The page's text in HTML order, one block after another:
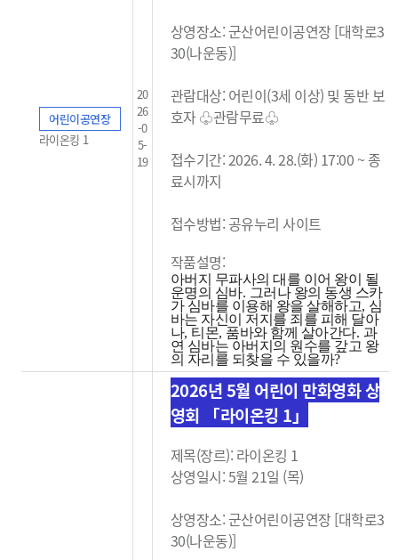
어린이공연장
라이온킹 1
20
26
-0
5-
19
상영장소: 군산어린이공연장 [대학로3
30(나운동)]
관람대상: 어린이(3세 이상) 및 동반 보
호자 ♧관람무료♧
접수기간: 2026. 4. 28.(화) 17:00 ~ 종
료시까지
접수방법: 공유누리 사이트
작품설명:
아버지 무파사의 대를 이어 왕이 될
운명의 심바. 그러나 왕의 동생 스카
가 심바를 이용해 왕을 살해하고, 심
바는 자신이 저지를 죄를 피해 달아
나, 티몬, 품바와 함께 살아간다. 과
연 심바는 아버지의 원수를 갚고 왕
의 자리를 되찾을 수 있을까?
2026년 5월 어린이 만화영화 상
영회 「라이온킹 1」
제목(장르): 라이온킹 1
상영일시: 5월 21일 (목)
상영장소: 군산어린이공연장 [대학로3
30(나운동)]